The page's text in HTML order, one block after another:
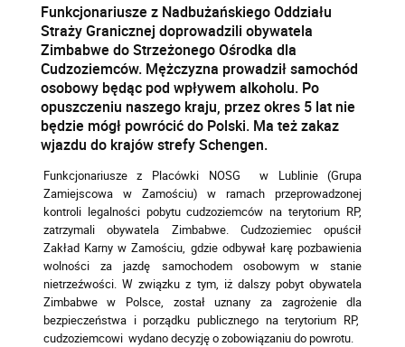
Funkcjonariusze z Nadbużańskiego Oddziału
Straży Granicznej doprowadzili obywatela
Zimbabwe do Strzeżonego Ośrodka dla
Cudzoziemców. Mężczyzna prowadził samochód
osobowy będąc pod wpływem alkoholu. Po
opuszczeniu naszego kraju, przez okres 5 lat nie
będzie mógł powrócić do Polski. Ma też zakaz
wjazdu do krajów strefy Schengen.
Funkcjonariusze z Placówki NOSG w Lublinie (Grupa
Zamiejscowa w Zamościu) w ramach przeprowadzonej
kontroli legalności pobytu cudzoziemców na terytorium RP,
zatrzymali obywatela Zimbabwe. Cudzoziemiec opuścił
Zakład Karny w Zamościu, gdzie odbywał karę pozbawienia
wolności za jazdę samochodem osobowym w stanie
nietrzeźwości. W związku z tym, iż dalszy pobyt obywatela
Zimbabwe w Polsce, został uznany za zagrożenie dla
bezpieczeństwa i porządku publicznego na terytorium RP,
cudzoziemcowi wydano decyzję o zobowiązaniu do powrotu.